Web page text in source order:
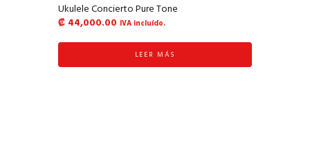
Ukulele Concierto Pure Tone
₡ 44,000.00 IVA incluído.
LEER MÁS